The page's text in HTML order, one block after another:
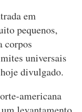
em
pequenos,
corpos
universais
divulgado.
americana